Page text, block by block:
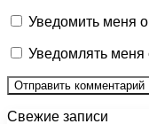
Уведомить меня
Уведомлять меня
Свежие записи